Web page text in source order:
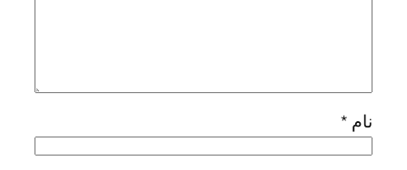
نام *